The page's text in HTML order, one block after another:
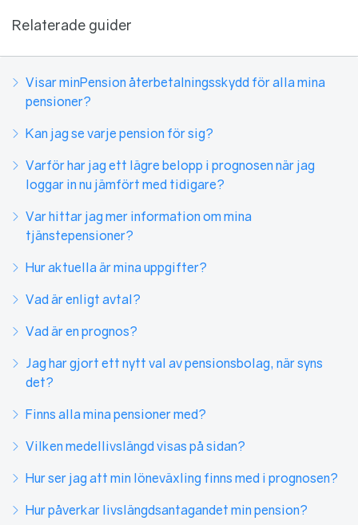
Relaterade guider
Visar minPension återbetalningsskydd för alla mina
pensioner?
Kan jag se varje pension för sig?
Varför har jag ett lägre belopp i prognosen när jag
loggar in nu jämfört med tidigare?
Var hittar jag mer information om mina
tjänstepensioner?
Hur aktuella är mina uppgifter?
Vad är enligt avtal?
Vad är en prognos?
Jag har gjort ett nytt val av pensionsbolag, när syns
det?
Finns alla mina pensioner med?
Vilken medellivslängd visas på sidan?
Hur ser jag att min löneväxling finns med i prognosen?
Hur påverkar livslängdsantagandet min pension?